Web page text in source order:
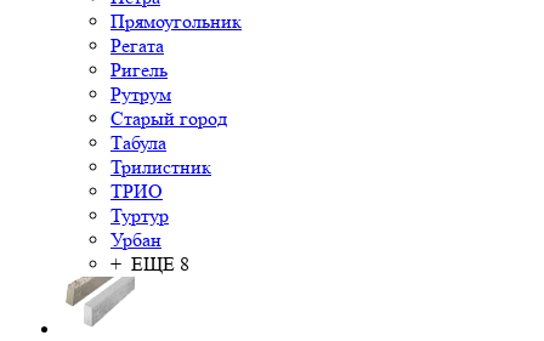
Прямоугольник
Регата
Ригель
Рутрум
Старый город
Табула
Трилистник
ТРИО
Туртур
Урбан
+ ЕЩЕ 8